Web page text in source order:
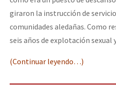
giraron la instrucción de
comunidades aledañas. Como
seis años de explotación sexual
(Continuar leyendo…)